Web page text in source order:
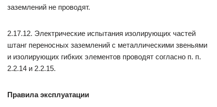
заземлений не проводят.
2.17.12. Электрические испытания изолирующих частей
штанг переносных заземлений с металлическими звеньями
и изолирующих гибких элементов проводят согласно п. п.
2.2.14 и 2.2.15.
Правила эксплуатации